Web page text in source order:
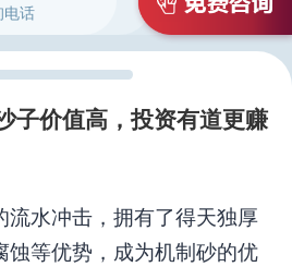
话
子价值高，投资有道更赚
流水冲击，拥有了得天独厚
蚀等优势，成为机制砂的优